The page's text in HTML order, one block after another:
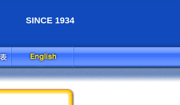
SINCE 1934